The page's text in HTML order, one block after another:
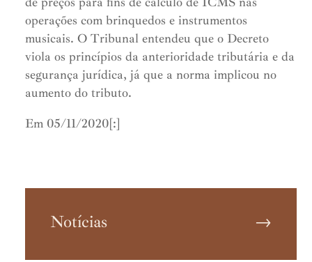
operações com brinquedos e instrumentos
musicais. O Tribunal entendeu que o Decreto
viola os princípios da anterioridade tributária e da
segurança jurídica, já que a norma implicou no
aumento do tributo.
Em 05/11/2020[:]
Notícias →